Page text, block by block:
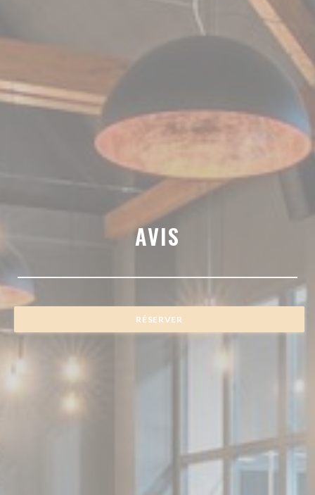
AVIS
RÉSERVER